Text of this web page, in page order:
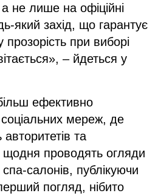
не лише на офіційні
який захід, що гарантує
при виборі
– йдеться у
ефективно
мереж, де
авторитетів та
щодня проводять огляди
салонів, публікуючи
погляд, нібито